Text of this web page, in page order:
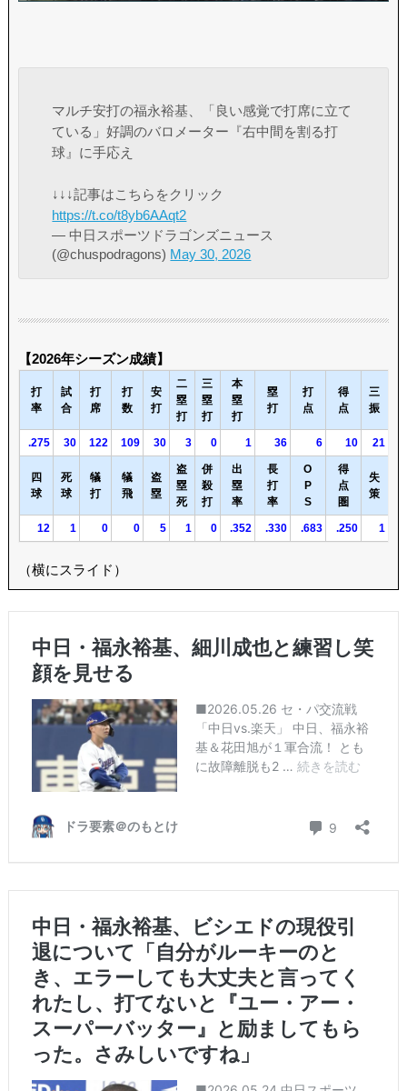
マルチ安打の福永裕基、「良い感覚で打席に立て
ている」好調のバロメーター『右中間を割る打
球』に手応え
↓↓↓記事はこちらをクリック
https://t.co/t8yb6AAqt2
— 中日スポーツドラゴンズニュース
(@chuspodragons) May 30, 2026
【2026年シーズン成績】
打
率
試
合
打
席
打
数
安
打
二
塁
打
三
塁
打
本
塁
打
塁
打
打
点
得
点
三
振
.275 30 122 109 30 3 0 1 36 6 10 21
四
球
死
球
犠
打
犠
飛
盗
塁
盗
塁
死
併
殺
打
出
塁
率
長
打
率
O
P
S
得
点
圏
失
策
12 1 0 0 5 1 0 .352 .330 .683 .250 1
（横にスライド）